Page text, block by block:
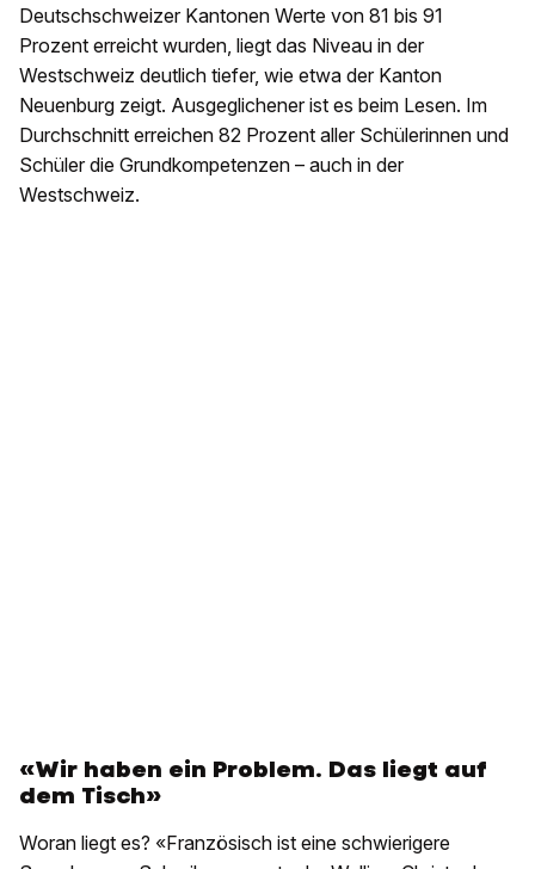
Deutschschweizer Kantonen Werte von 81 bis 91
Prozent erreicht wurden, liegt das Niveau in der
Westschweiz deutlich tiefer, wie etwa der Kanton
Neuenburg zeigt. Ausgeglichener ist es beim Lesen. Im
Durchschnitt erreichen 82 Prozent aller Schülerinnen und
Schüler die Grundkompetenzen – auch in der
Westschweiz.
«Wir haben ein Problem. Das liegt auf
dem Tisch»
Woran liegt es? «Französisch ist eine schwierigere